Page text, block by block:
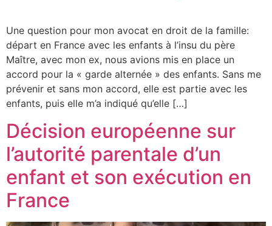
Une question pour mon avocat en droit de la famille:
départ en France avec les enfants à l’insu du père
Maître, avec mon ex, nous avions mis en place un
accord pour la « garde alternée » des enfants. Sans me
prévenir et sans mon accord, elle est partie avec les
enfants, puis elle m’a indiqué qu’elle […]
Décision européenne sur
l’autorité parentale d’un
enfant et son exécution en
France